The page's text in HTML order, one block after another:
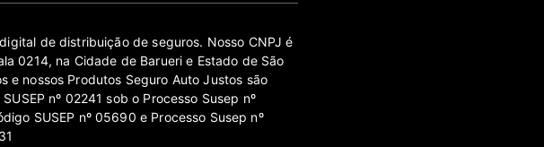
de distribuição de seguros. Nosso CNPJ é
0214, na Cidade de Barueri e Estado de São
e nossos Produtos Seguro Auto Justos são
nº 02241 sob o Processo Susep nº
SUSEP nº 05690 e Processo Susep nº